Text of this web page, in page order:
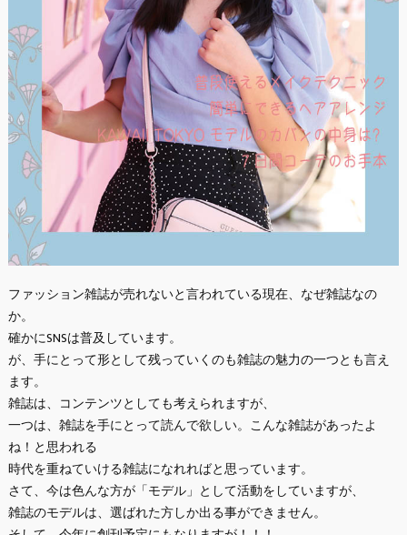
ファッション雑誌が売れないと言われている現在、なぜ雑誌なの
か。
確かにSNSは普及しています。
が、手にとって形として残っていくのも雑誌の魅力の一つとも言え
ます。
雑誌は、コンテンツとしても考えられますが、
一つは、雑誌を手にとって読んで欲しい。こんな雑誌があったよ
ね！と思われる
時代を重ねていける雑誌になれればと思っています。
さて、今は色んな方が「モデル」として活動をしていますが、
雑誌のモデルは、選ばれた方しか出る事ができません。